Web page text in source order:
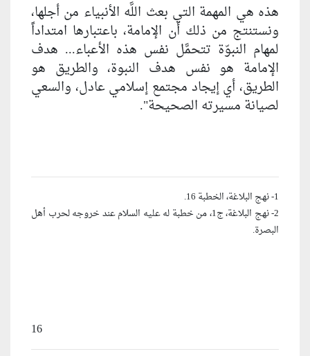
هذه هي المهمة التي بعث اللَّه الأنبياء من أجلها،
ونستنتج من ذلك أن الإمامة، باعتبارها امتداداً
لمهام النبوّة تتحمَّل نفس هذه الأعباء... هدف
الإمامة هو نفس هدف النبوة، والطريق هو
الطريق، أي إيجاد مجتمع إسلامي عادل، والسعي
لصيانة مسيرته الصحيحة".
1- نهج البلاغة، الخطبة 16.
2- نهج البلاغة، ج‏1، من خطبة له عليه السلام عند خروجه لحرب أهل
البصرة.
16